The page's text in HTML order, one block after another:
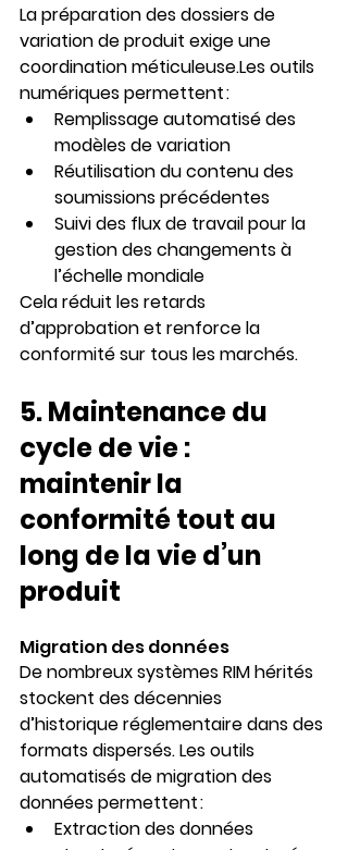
La préparation des dossiers de
variation de produit exige une
coordination méticuleuse.Les outils
numériques permettent :
Remplissage automatisé des
modèles de variation
Réutilisation du contenu des
soumissions précédentes
Suivi des flux de travail pour la
gestion des changements à
l’échelle mondiale
Cela réduit les retards
d’approbation et renforce la
conformité sur tous les marchés.
5. Maintenance du
cycle de vie :
maintenir la
conformité tout au
long de la vie d’un
produit
Migration des données
De nombreux systèmes RIM hérités
stockent des décennies
d’historique réglementaire dans des
formats dispersés. Les outils
automatisés de migration des
données permettent :
Extraction des données